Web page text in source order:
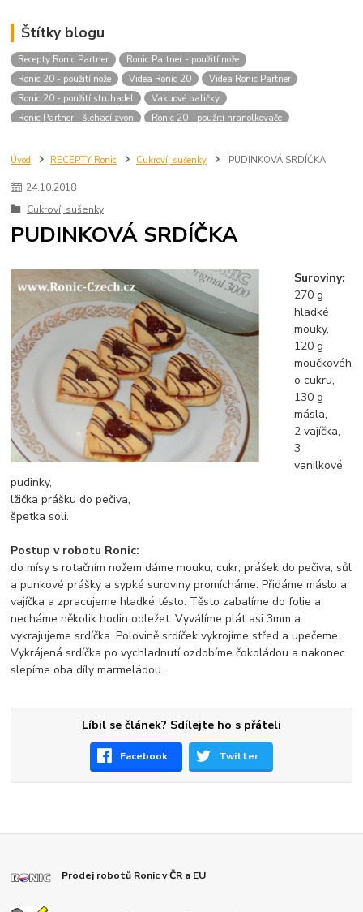
Štítky blogu
Recepty Ronic Partner
Ronic Partner - použití nože
Ronic 20 - použití nože
Videa Ronic 20
Videa Ronic Partner
Ronic 20 - použití struhadel
Vakuové baličky
Ronic Partner - šlehací zvon
Ronic 20 - použití hranolkovače
Úvod RECEPTY Ronic Cukroví, sušenky PUDINKOVÁ SRDÍČKA
24.10.2018
Cukroví, sušenky
PUDINKOVÁ SRDÍČKA
Suroviny:
270 g
hladké
mouky,
120 g
moučkovéh
o cukru,
130 g
másla,
2 vajíčka,
3
vanilkové
pudinky,
lžička prášku do pečiva,
špetka soli.
Postup v robotu Ronic:
do mísy s rotačním nožem dáme mouku, cukr, prášek do pečiva, sůl
a punkové prášky a sypké suroviny promícháme. Přidáme máslo a
vajíčka a zpracujeme hladké těsto. Těsto zabalíme do folie a
necháme několik hodin odležet. Vyválíme plát asi 3mm a
vykrajujeme srdíčka. Polovině srdíček vykrojíme střed a upečeme.
Vykrájená srdíčka po vychladnutí ozdobíme čokoládou a nakonec
slepíme oba díly marmeládou.
Líbil se článek? Sdílejte ho s přáteli
Facebook Twitter
Prodej robotů Ronic v ČR a EU